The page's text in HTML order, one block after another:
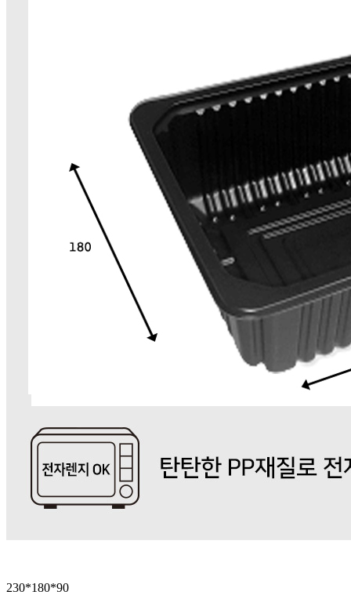
230*180*90